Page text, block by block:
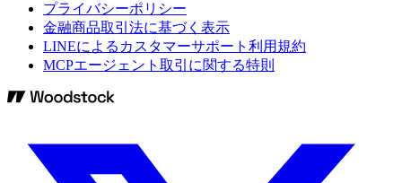
プライバシーポリシー
金融商品取引法に基づく表示
LINEによるカスタマーサポート利用規約
MCPエージェント取引に関する特則